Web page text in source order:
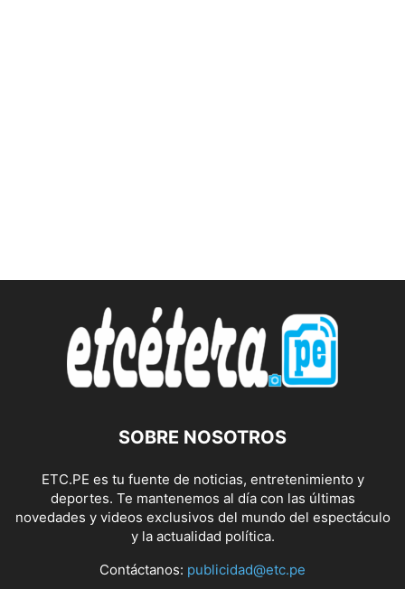
SOBRE NOSOTROS
ETC.PE es tu fuente de noticias, entretenimiento y
deportes. Te mantenemos al día con las últimas
novedades y videos exclusivos del mundo del espectáculo
y la actualidad política.
Contáctanos: publicidad@etc.pe